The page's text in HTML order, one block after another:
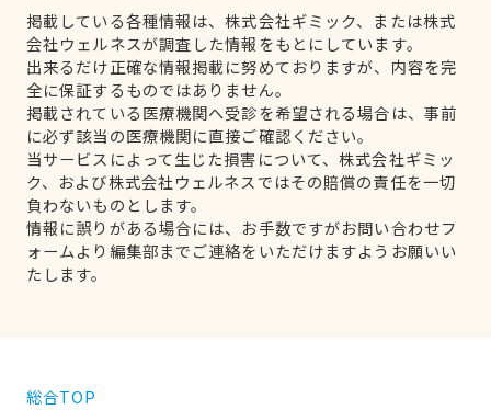
掲載している各種情報は、株式会社ギミック、または株式
会社ウェルネスが調査した情報をもとにしています。
出来るだけ正確な情報掲載に努めておりますが、内容を完
全に保証するものではありません。
掲載されている医療機関へ受診を希望される場合は、事前
に必ず該当の医療機関に直接ご確認ください。
当サービスによって生じた損害について、株式会社ギミッ
ク、および株式会社ウェルネスではその賠償の責任を一切
負わないものとします。
情報に誤りがある場合には、お手数ですがお問い合わせフ
ォームより編集部までご連絡をいただけますようお願いい
たします。
総合TOP